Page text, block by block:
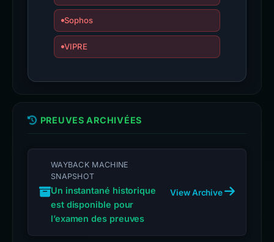
Sophos
VIPRE
PREUVES ARCHIVÉES
WAYBACK MACHINE
SNAPSHOT
Un instantané historique
est disponible pour
l’examen des preuves
View Archive